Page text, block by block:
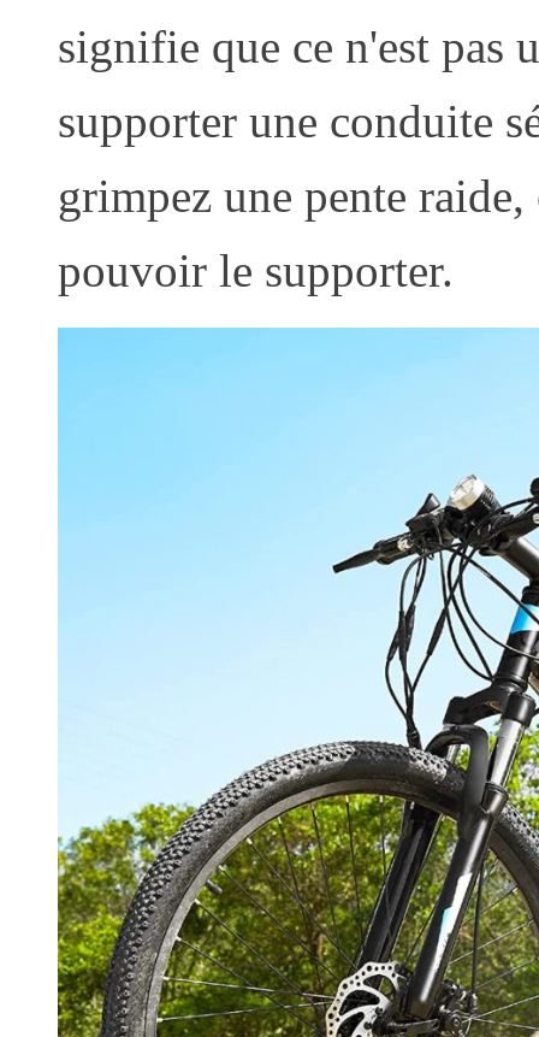
signifie que ce n'est pas
supporter une conduite
grimpez une pente
pouvoir le supporter.